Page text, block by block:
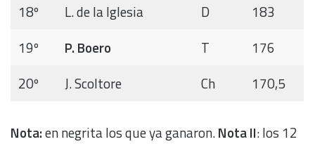
18º
L. de la Iglesia D
183
19º
P. Boero T
176
20º
J. Scoltore Ch 170,5
Nota:en negrita los que ya ganaron.Nota II: los 12